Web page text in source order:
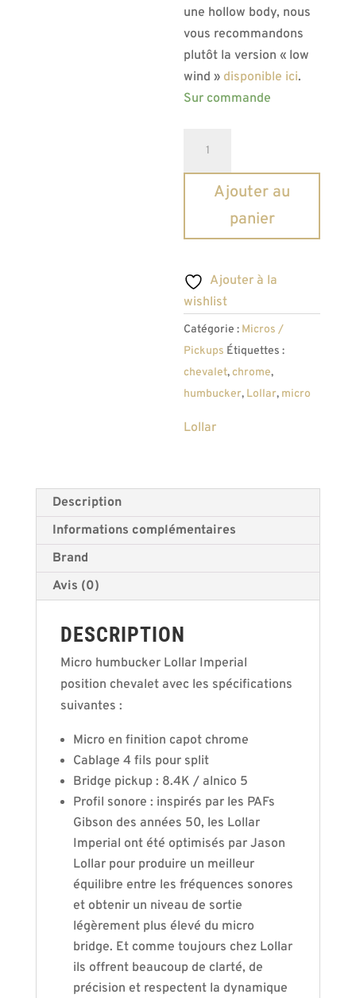
une hollow body, nous
vous recommandons
plutôt la version « low
wind » disponible ici.
Sur commande
chevalet
humbucker
capot
chrome
Ajouter au
panier
Ajouter à la
wishlist
Catégorie : Micros /
Pickups Étiquettes :
chevalet,chrome,
humbucker, Lollar, micro
Lollar
Description
Informations complémentaires
Brand
Avis (0)
DESCRIPTION
Micro humbucker Lollar Imperial
position chevalet avec les spécifications
suivantes :
Micro en finition capot chrome
Cablage 4 fils pour split
Bridge pickup : 8.4K / alnico 5
Profil sonore : inspirés par les PAFs
Gibson des années 50, les Lollar
Imperial ont été optimisés par Jason
Lollar pour produire un meilleur
équilibre entre les fréquences sonores
et obtenir un niveau de sortie
légèrement plus élevé du micro
bridge. Et comme toujours chez Lollar
ils offrent beaucoup de clarté, de
précision et respectent la dynamique